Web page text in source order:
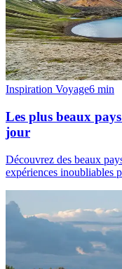
Inspiration Voyage6 min
Les plus beaux
jour
Découvrez des beaux
expériences inoubliables